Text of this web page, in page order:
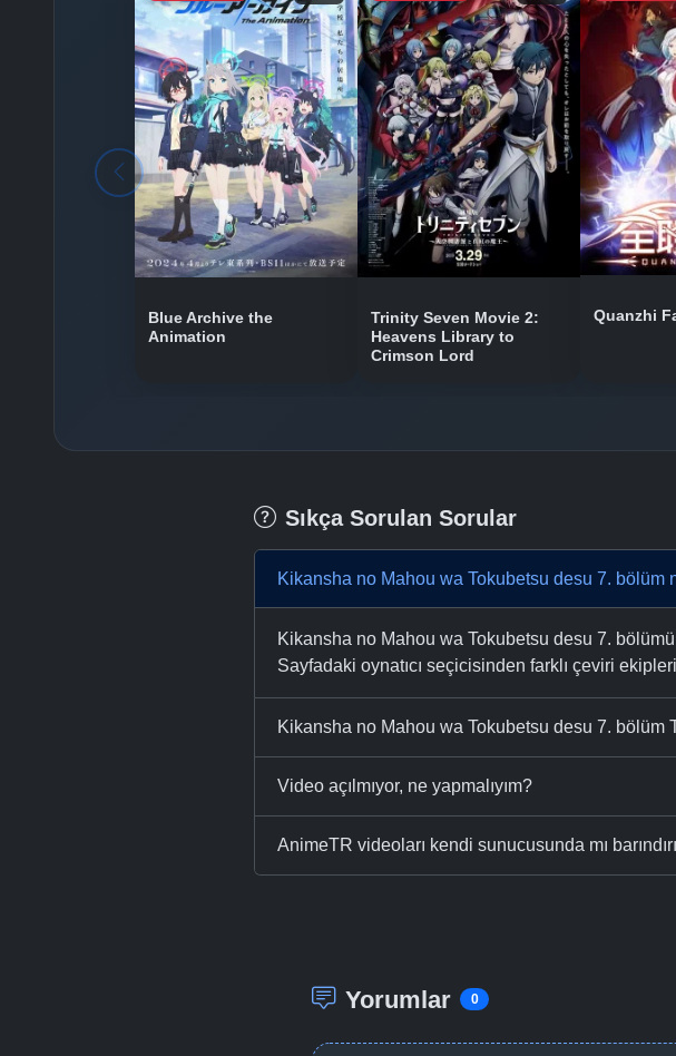
Blue Archive the
Animation
Trinity Seven Movie 2:
Heavens Library to
Crimson Lord
Quanzhi
Sıkça Sorulan Sorular
Kikansha no Mahou wa Tokubetsu desu 7. bölüm
Kikansha no Mahou wa Tokubetsu desu 7.
Sayfadaki oynatıcı seçicisinden farklı çeviri
Kikansha no Mahou wa Tokubetsu desu 7. bölüm
Video açılmıyor, ne yapmalıyım?
AnimeTR videoları kendi sunucusunda mı
Yorumlar 0